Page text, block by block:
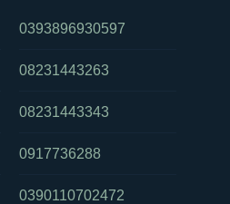
0393896930597
08231443263
08231443343
0917736288
0390110702472